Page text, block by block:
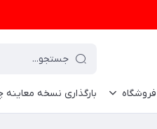
فروشگاه بارگذاری نسخه